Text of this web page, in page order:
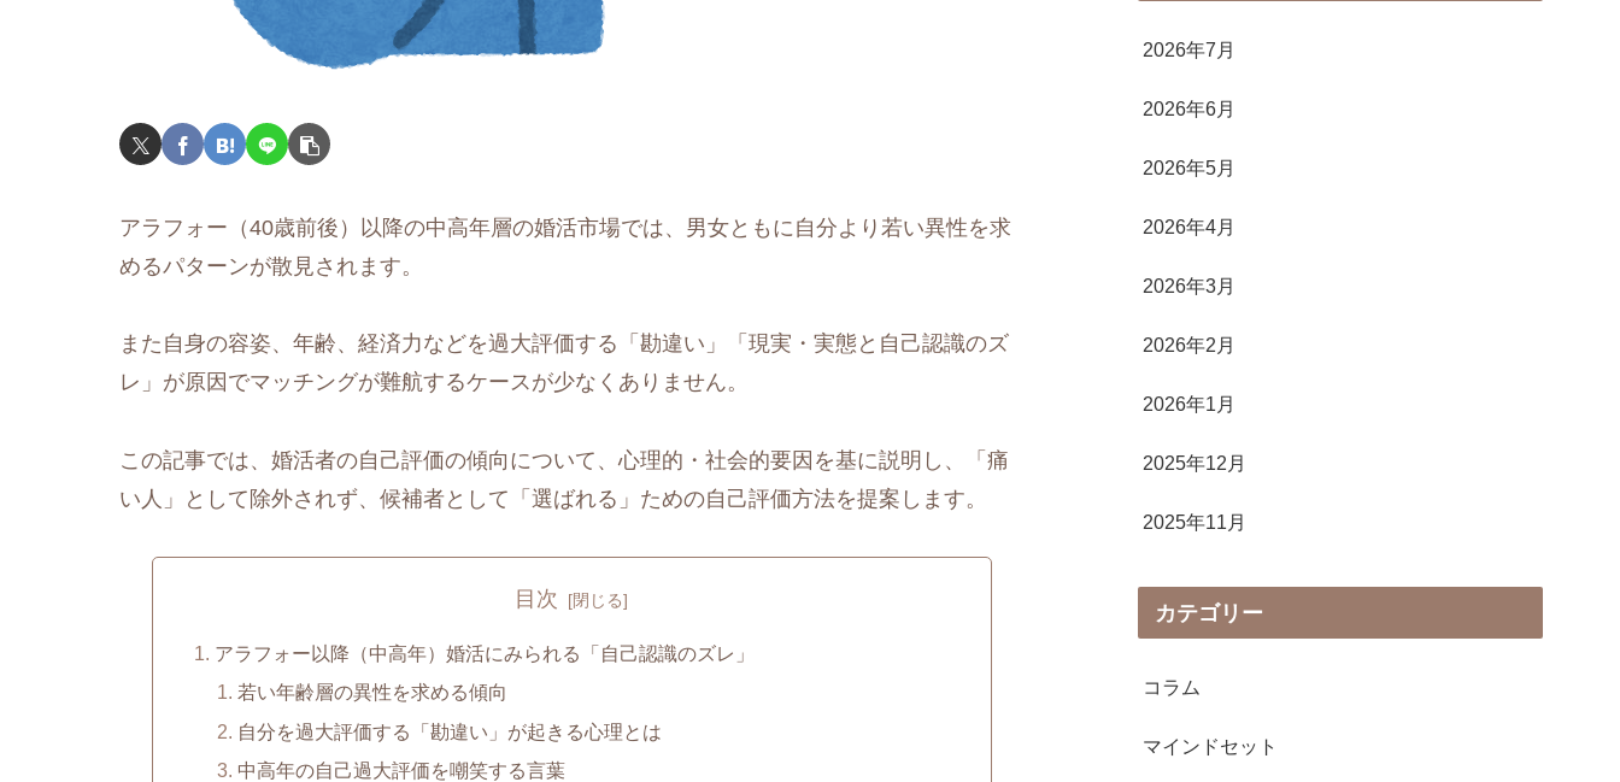
アラフォー（40歳前後）以降の中高年層の婚活市場では、男女ともに自分より若い異性を求
めるパターンが散見されます。
また自身の容姿、年齢、経済力などを過大評価する「勘違い」「現実・実態と自己認識のズ
レ」が原因でマッチングが難航するケースが少なくありません。
この記事では、婚活者の自己評価の傾向について、心理的・社会的要因を基に説明し、「痛
い人」として除外されず、候補者として「選ばれる」ための自己評価方法を提案します。
目次
アラフォー以降（中高年）婚活にみられる「自己認識のズレ」
若い年齢層の異性を求める傾向
自分を過大評価する「勘違い」が起きる心理とは
中高年の自己過大評価を嘲笑する言葉
2026年7月
2026年6月
2026年5月
2026年4月
2026年3月
2026年2月
2026年1月
2025年12月
2025年11月
カテゴリー
コラム
マインドセット